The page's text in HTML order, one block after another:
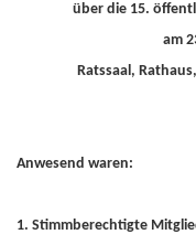
über die 15.
am
Ratssaal,
Anwesend waren:
1. Stimmberechtigte